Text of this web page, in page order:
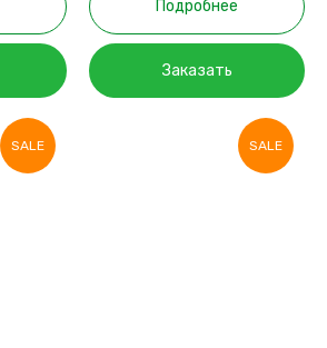
Подробнее
Заказать
SALE SALE